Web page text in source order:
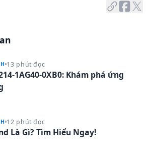
13 phút đọc
1AG40-0XB0: Khám phá ứng
12 phút đọc
Là Gì? Tìm Hiểu Ngay!